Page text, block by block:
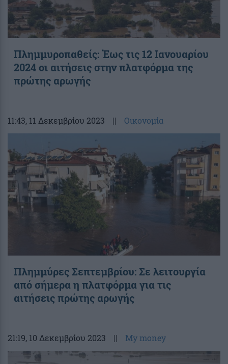
Πλημμυροπαθείς: Έως τις 12 Ιανουαρίου
2024 οι αιτήσεις στην πλατφόρμα της
πρώτης αρωγής
11:43, 11 Δεκεμβρίου 2023 || Οικονομία
Πλημμύρες Σεπτεμβρίου: Σε λειτουργία
από σήμερα η πλατφόρμα για τις
αιτήσεις πρώτης αρωγής
21:19, 10 Δεκεμβρίου 2023 || My money